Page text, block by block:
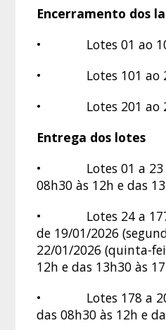
Encerramento dos
• Lotes 01 ao 100
• Lotes 101 ao
• Lotes 201 ao
Entrega dos lotes
• Lotes 01 a 23 --
08h30 às 12h e das
• Lotes 24 a 177
de 19/01/2026
22/01/2026 (quinta-
12h e das 13h30 às
• Lotes 178 a 205
das 08h30 às 12h e